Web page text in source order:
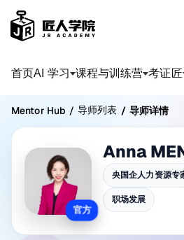
首页AI 学习 课程与训练营 考证匠
Mentor Hub / 导师列表 / 导师详情
官方
Anna
央国企人力资源专
职场发展